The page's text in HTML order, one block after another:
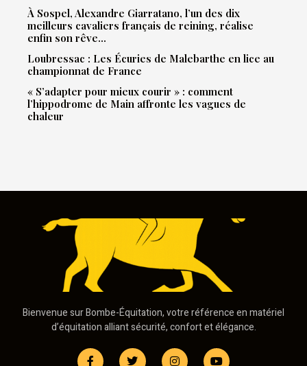
À Sospel, Alexandre Giarratano, l’un des dix
meilleurs cavaliers français de reining, réalise
enfin son rêve…
Loubressac : Les Écuries de Malebarthe en lice au
championnat de France
« S’adapter pour mieux courir » : comment
l’hippodrome de Main affronte les vagues de
chaleur
Bienvenue sur Bombe-Équitation, votre référence en matériel
d’équitation alliant sécurité, confort et élégance.